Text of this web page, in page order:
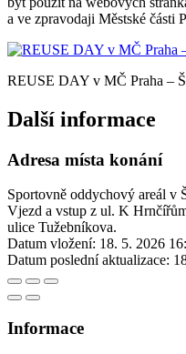
a ve zpravodaji Městské části
REUSE DAY v MČ Praha –
Další informace
Adresa místa konání
Sportovně oddychový areál v
Vjezd a vstup z ul. K
ulice Tužebníkova.
Datum vložení: 18. 5. 2026
Datum poslední aktualizace:
Informace